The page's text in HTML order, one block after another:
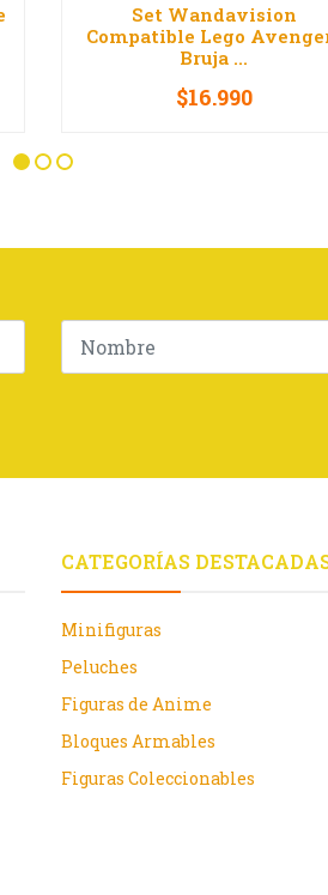
Set Wandavision
Compatible Lego
Bruja ...
+
$16.990
CATEGORÍAS
Minifiguras
Peluches
Figuras de Anime
Bloques Armables
Figuras Coleccionables